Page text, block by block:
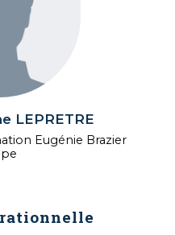
LEPRETRE
Eugénie Brazier